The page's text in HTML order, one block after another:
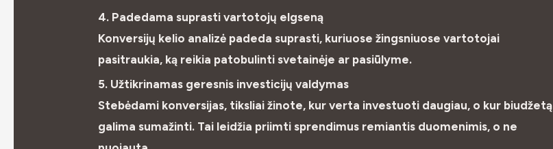
4. Padedama suprasti vartotojų elgseną
Konversijų kelio analizė padeda suprasti, kuriuose žingsniuose vartotojai
pasitraukia, ką reikia patobulinti svetainėje ar pasiūlyme.
5. Užtikrinamas geresnis investicijų valdymas
Stebėdami konversijas, tiksliai žinote, kur verta investuoti daugiau, o kur biudžetą
galima sumažinti. Tai leidžia priimti sprendimus remiantis duomenimis, o ne